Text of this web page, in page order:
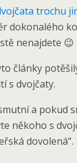
trochu
dokonalého
nenajdete 😉
články
s dvojčaty.
a pokud
někoho s
dovolená“.